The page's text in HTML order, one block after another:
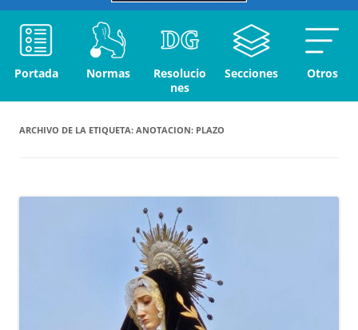
Portada Normas
Resolucio
nes
Secciones Otros
ARCHIVO DE LA ETIQUETA: ANOTACION: PLAZO